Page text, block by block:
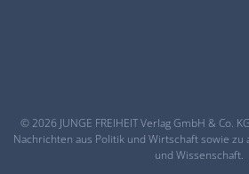
© 2026 JUNGE FREIHEIT Verlag GmbH & Co.
Nachrichten aus Politik und Wirtschaft sowie zu
und Wissenschaft.